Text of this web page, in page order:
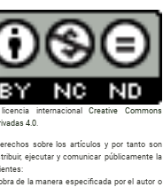
internacionalCreative Commons
4.0
sobre los artículos y por tanto son
ejecutar y comunicar públicamente la
de la manera especificada por el autor o